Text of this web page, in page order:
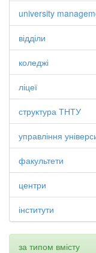
university
відділи
коледжі
ліцеї
структура ТНТУ
управління
факультети
центри
інститути
за типом вмісту